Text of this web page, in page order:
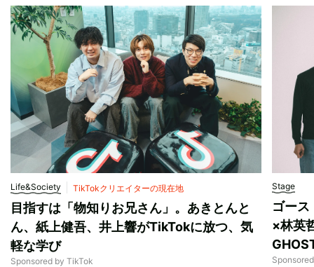
Life&Society TikTokクリエイターの現在地
目指すは「物知りお兄さん」。あきとんと
ん、紙上健吾、井上響がTikTokに放つ、気
軽な学び
Sponsored by TikTok
Stage
ゴー
×林英